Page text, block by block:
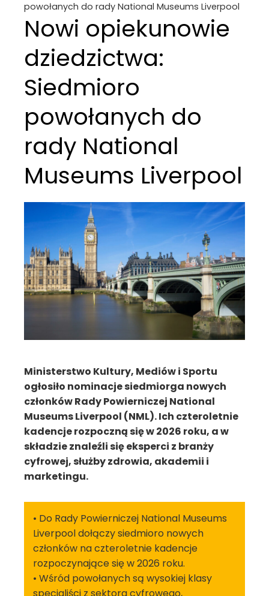
powołanych do rady National Museums Liverpool
Nowi opiekunowie
dziedzictwa:
Siedmioro
powołanych do
rady National
Museums Liverpool
Ministerstwo Kultury, Mediów i Sportu
ogłosiło nominacje siedmiorga nowych
członków Rady Powierniczej National
Museums Liverpool (NML). Ich czteroletnie
kadencje rozpoczną się w 2026 roku, a w
składzie znaleźli się eksperci z branży
cyfrowej, służby zdrowia, akademii i
marketingu.
• Do Rady Powierniczej National Museums
Liverpool dołączy siedmioro nowych
członków na czteroletnie kadencje
rozpoczynające się w 2026 roku.
• Wśród powołanych są wysokiej klasy